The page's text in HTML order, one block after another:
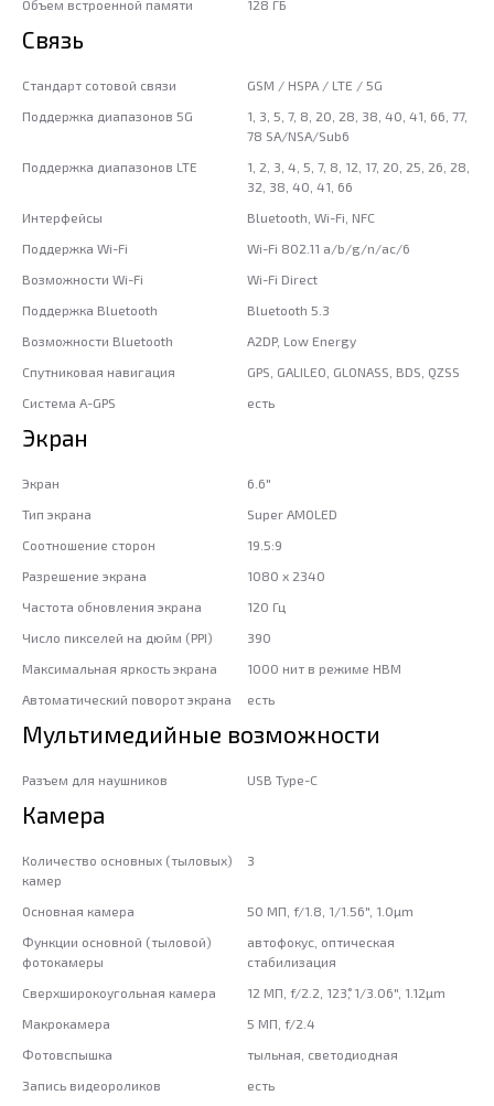
Объем встроенной памяти
128 ГБ
Связь
Стандарт сотовой связи
GSM / HSPA / LTE / 5G
Поддержка диапазонов 5G
1, 3, 5, 7, 8, 20, 28, 38, 40, 41, 66, 77,
78 SA/NSA/Sub6
Поддержка диапазонов LTE
1, 2, 3, 4, 5, 7, 8, 12, 17, 20, 25, 26, 28,
32, 38, 40, 41, 66
Интерфейсы
Bluetooth, Wi-Fi, NFC
Поддержка Wi-Fi
Wi-Fi 802.11 a/b/g/n/ac/6
Возможности Wi-Fi
Wi-Fi Direct
Поддержка Bluetooth
Bluetooth 5.3
Возможности Bluetooth
A2DP, Low Energy
Спутниковая навигация
GPS, GALILEO, GLONASS, BDS, QZSS
Система A-GPS
есть
Экран
Экран
6.6"
Тип экрана
Super AMOLED
Соотношение сторон
19.5:9
Разрешение экрана
1080 x 2340
Частота обновления экрана
120 Гц
Число пикселей на дюйм (PPI)
390
Максимальная яркость экрана
1000 нит в режиме HBM
Автоматический поворот экрана
есть
Мультимедийные возможности
Разъем для наушников USB Type-C
Камера
Количество основных (тыловых)
камер
3
Основная камера
50 МП, f/1.8, 1/1.56", 1.0µm
Функции основной (тыловой)
фотокамеры
автофокус, оптическая
стабилизация
Сверхширокоугольная камера
12 МП, f/2.2, 123˚, 1/3.06", 1.12µm
Макрокамера
5 МП, f/2.4
Фотовспышка
тыльная, светодиодная
Запись видеороликов
есть